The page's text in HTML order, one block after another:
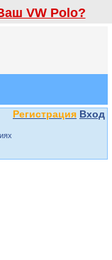
VW Polo?
Регистрация Вход